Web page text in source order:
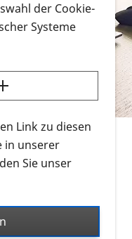
Infonmaterial
herunterladen
zum
RETINA-Website
an.
Infomaterial
um ausschließlich
oder Videos zu
der Cookie-
Systeme
Link zu diesen
in unserer
Sie unser